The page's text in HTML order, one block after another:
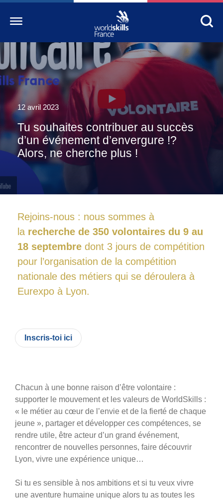
Accueil
WorldSkills France
La compétition
Découvrez un métier
S’informer
S’engager
Nos partenaires
Photos
Vidéos
Contactez-nous
Suivez l’Équipe de France des métiers
Shanghai 2026
Actualités
12 avril 2023
Tu souhaites contribuer au succès
d’un événement d’envergure !?
Alors, ne cherche plus !
Rejoins-nous : nous sommes à
la recherche de 350 volontaires du 9 au
18 septembre dont 3 jours de compétition
pour l’organisation de la compétition
nationale des métiers qui se déroulera à
Eurexpo à Lyon.
Inscris-toi ici
Chacun à une bonne raison d’être volontaire :
supporter le mouvement et les valeurs de WorldSkills :
« le métier au cœur de l’envie et de la fierté de chaque
jeune », partager et développer ces compétences, se
rendre utile, être acteur d’un grand événement,
rencontrer de nouvelles personnes, faire découvrir
Lyon, vivre une expérience unique…
Si tu es sensible à nos ambitions et si tu veux vivre
une aventure humaine unique alors tu as toutes les